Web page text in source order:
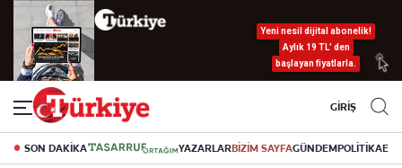
Yeni nesil dijital abonelik!
Aylık 19 TL’ den
başlayan fiyatlarla.
GİRİŞ
SON DAKİKA YAZARLARBİZİM SAYFAGÜNDEMPOLİTİKA